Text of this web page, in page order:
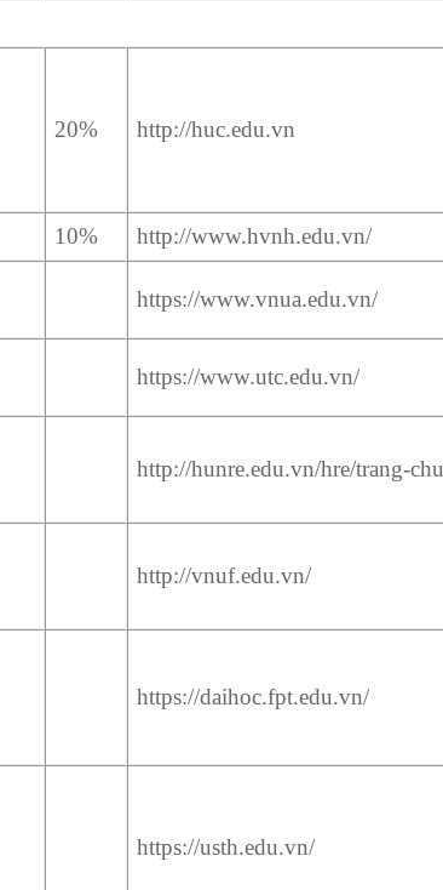
20% http://huc.edu.vn
10%
http://www.hvnh.edu.vn/
https://www.vnua.edu.vn/
https://www.utc.edu.vn/
http://hunre.edu.vn/hre/trang-chu
http://vnuf.edu.vn/
https://daihoc.fpt.edu.vn/
https://usth.edu.vn/